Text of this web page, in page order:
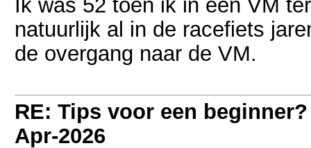
Ik was 52 toen ik in een VM
natuurlijk al in de racefiets
de overgang naar de VM.
RE: Tips voor een
Apr-2026